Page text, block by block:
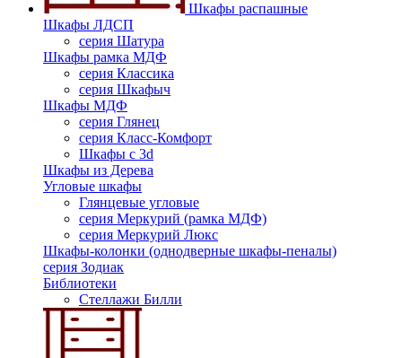
Шкафы распашные
Шкафы ЛДСП
серия Шатура
Шкафы рамка МДФ
серия Классика
серия Шкафыч
Шкафы МДФ
серия Глянец
серия Класс-Комфорт
Шкафы с 3d
Шкафы из Дерева
Угловые шкафы
Глянцевые угловые
серия Меркурий (рамка МДФ)
серия Меркурий Люкс
Шкафы-колонки (однодверные шкафы-пеналы)
серия Зодиак
Библиотеки
Стеллажи Билли